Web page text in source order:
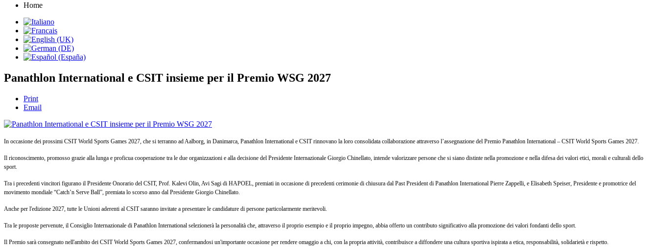
Home
Panathlon International e CSIT insieme per il Premio WSG 2027
Print
Email
In occasione dei prossimi CSIT World Sports Games 2027, che si terranno ad Aalborg, in Danimarca, Panathlon International e CSIT rinnovano la loro consolidata collaborazione attraverso l’assegnazione del Premio Panathlon International – CSIT World Sports Games 2027.
Il riconoscimento, promosso grazie alla lunga e proficua cooperazione tra le due organizzazioni e alla decisione del Presidente Internazionale Giorgio Chinellato, intende valorizzare persone che si siano distinte nella promozione e nella difesa dei valori etici, morali e culturali dello
sport.
Tra i precedenti vincitori figurano il Presidente Onorario del CSIT, Prof. Kalevi Olin, Avi Sagi di HAPOEL, premiati in occasione di precedenti cerimonie di chiusura dal Past President di Panathlon International Pierre Zappelli, e Elisabeth Speiser, Presidente e promotrice del
movimento mondiale “Catch’n Serve Ball”, premiata lo scorso anno dal Presidente Giorgio Chinellato.
Anche per l'edizione 2027, tutte le Unioni aderenti al CSIT saranno invitate a presentare le candidature di persone particolarmente meritevoli.
Tra le proposte pervenute, il Consiglio Internazionale di Panathlon International selezionerà la personalità che, attraverso il proprio esempio e il proprio impegno, abbia offerto un contributo significativo alla promozione dei valori fondanti dello sport.
Il Premio sarà consegnato nell'ambito dei CSIT World Sports Games 2027, confermandosi un'importante occasione per rendere omaggio a chi, con la propria attività, contribuisce a diffondere una cultura sportiva ispirata a etica, responsabilità, solidarietà e rispetto.